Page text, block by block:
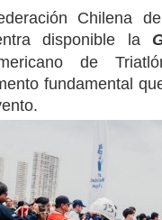
Chilena
disponible la
de
fundamental